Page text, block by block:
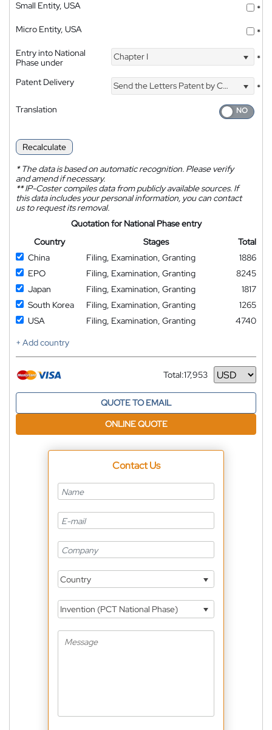
Small Entity, USA
*
Micro Entity, USA
*
Entry into National
Phase under
Chapter I *
Patent Delivery Send the Letters Patent by Courier
*
Translation
Recalculate
*The data is based on automatic recognition. Please verify
and amend if necessary.
**IP-Coster compiles data from publicly available sources. If
this data includes your personal information, you can contact
us to request its removal.
Quotation for National Phase entry
Country
Stages
Total
China
Filing, Examination, Granting
1886
EPO
Filing, Examination, Granting
8245
Japan
Filing, Examination, Granting
1817
South Korea
Filing, Examination, Granting
1265
USA
Filing, Examination, Granting
4740
+ Add country
Total:17,953
Currency
QUOTE TO EMAIL
ONLINE QUOTE
Contact Us
Country
Invention (PCT National Phase)